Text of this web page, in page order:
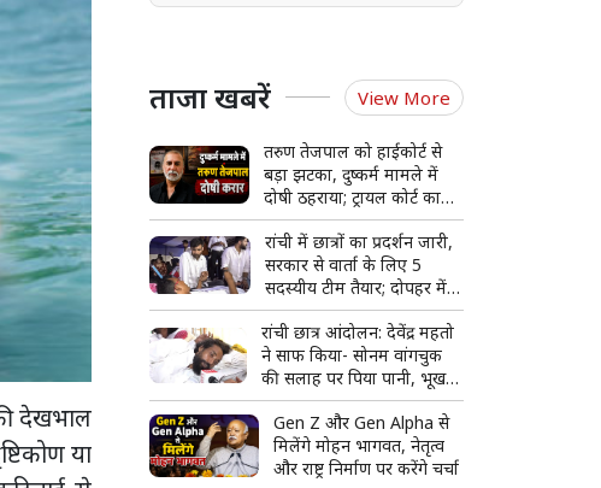
देखभाल
या
ताजा खबरें View More
तरुण तेजपाल को हाईकोर्ट से
बड़ा झटका, दुष्कर्म मामले में
दोषी ठहराया; ट्रायल कोर्ट का
फैसला पलटा
रांची में छात्रों का प्रदर्शन जारी,
सरकार से वार्ता के लिए 5
सदस्यीय टीम तैयार; दोपहर में
मीटिंग संभव
रांची छात्र आंदोलन: देवेंद्र महतो
ने साफ किया- सोनम वांगचुक
की सलाह पर पिया पानी, भूख
हड़ताल जारी
Gen Z और Gen Alpha से
मिलेंगे मोहन भागवत, नेतृत्व
और राष्ट्र निर्माण पर करेंगे चर्चा